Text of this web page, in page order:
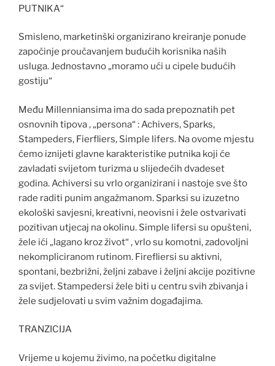
PUTNIKA“
Smisleno, marketinški organizirano kreiranje ponude
započinje proučavanjem budućih korisnika naših
usluga. Jednostavno „moramo ući u cipele budućih
gostiju“
Među Millenniansima ima do sada prepoznatih pet
osnovnih tipova , „persona“ : Achivers, Sparks,
Stampeders, Fierfliers, Simple lifers. Na ovome mjestu
ćemo iznijeti glavne karakteristike putnika koji će
zavladati svijetom turizma u slijedećih dvadeset
godina. Achiversi su vrlo organizirani i nastoje sve što
rade raditi punim angažmanom. Sparksi su izuzetno
ekološki savjesni, kreativni, neovisni i žele ostvarivati
pozitivan utjecaj na okolinu. Simple lifersi su opušteni,
žele ići „lagano kroz život“ , vrlo su komotni, zadovoljni
nekompliciranom rutinom. Firefliersi su aktivni,
spontani, bezbrižni, željni zabave i željni akcije pozitivne
za svijet. Stampedersi žele biti u centru svih zbivanja i
žele sudjelovati u svim važnim događajima.
TRANZICIJA
Vrijeme u kojemu živimo, na početku digitalne